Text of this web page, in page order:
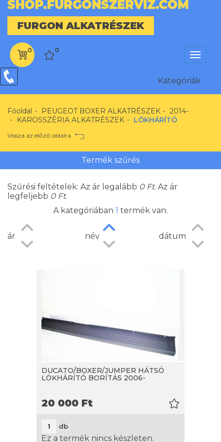
FURGON ALKATRÉSZEK
Menü
0 0
Kategóriák
Kategóriák
Főoldal PEUGEOT BOXER ALKATRÉSZEK
2014-
KAROSSZÉRIA ALKATRÉSZEK
LÖKHÁRÍTÓ
Vissza az előző oldalra
Termék szűrés
Szűrési feltételek: Az ár legalább 0Ft. Az ár
legfeljebb 0Ft.
A kategóriában 1 termék van.
ár név dátum
DUCATO/BOXER/JUMPER HÁTSÓ
LÖKHÁRÍTÓ BORÍTÁS 2006-
20 000 Ft
db
Ez a termék nincs készleten.